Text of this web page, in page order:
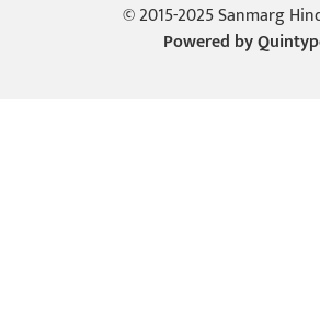
© 2015-2025 Sanmarg
Powered by